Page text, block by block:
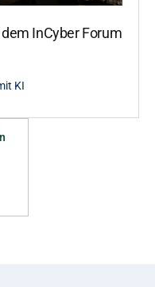
InCyber Forum
KI